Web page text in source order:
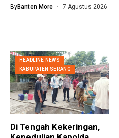
ByBanten More 7 Agustus 2026
HEADLINE NEWS
KABUPATEN SERANG
Di Tengah Kekeringan,